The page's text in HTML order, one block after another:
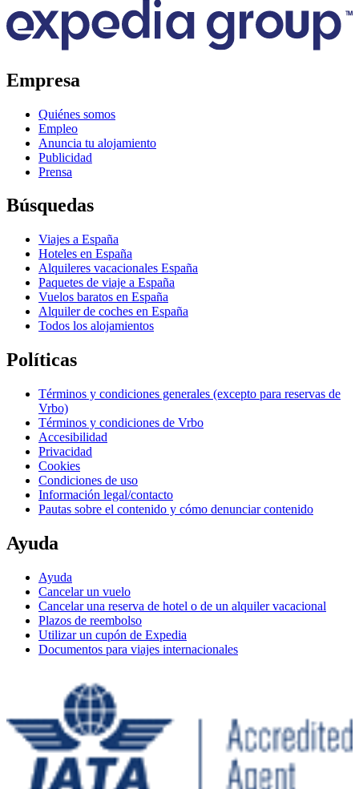
Empresa
Quiénes somos
Empleo
Anuncia tu alojamiento
Publicidad
Prensa
Búsquedas
Viajes a España
Hoteles en España
Alquileres vacacionales España
Paquetes de viaje a España
Vuelos baratos en España
Alquiler de coches en España
Todos los alojamientos
Políticas
Términos y condiciones generales (excepto para reservas de
Vrbo)
Términos y condiciones de Vrbo
Accesibilidad
Privacidad
Cookies
Condiciones de uso
Información legal/contacto
Pautas sobre el contenido y cómo denunciar contenido
Ayuda
Ayuda
Cancelar un vuelo
Cancelar una reserva de hotel o de un alquiler vacacional
Plazos de reembolso
Utilizar un cupón de Expedia
Documentos para viajes internacionales